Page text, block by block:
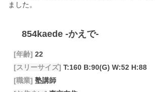
ました。
854kaede -かえで-
[年齢] 22
[スリーサイズ] T:160 B:90(G) W:52 H:88
[職業] 塾講師